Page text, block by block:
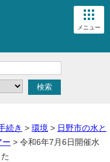
メニュー
続き > 環境 > 日野市の水と
ー > 令和6年7月6日開催水